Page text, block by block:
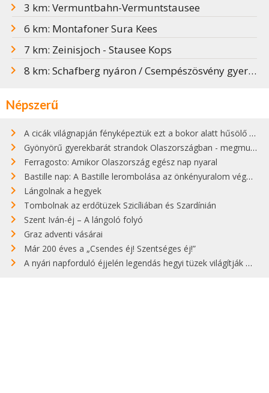
3 km: Vermuntbahn-Vermuntstausee
6 km: Montafoner Sura Kees
7 km: Zeinisjoch - Stausee Kops
8 km: Schafberg nyáron / Csempészösvény gyerekeknek
Népszerű
A cicák világnapján fényképeztük ezt a bokor alatt hűsölő cicát Kisorosziban
Gyönyörű gyerekbarát strandok Olaszországban - megmutatjuk a 15 legjobbat
Ferragosto: Amikor Olaszország egész nap nyaral
Bastille nap: A Bastille lerombolása az önkényuralom végét jelentette
Lángolnak a hegyek
Tombolnak az erdőtüzek Szicíliában és Szardínián
Szent Iván-éj – A lángoló folyó
Graz adventi vásárai
Már 200 éves a „Csendes éj! Szentséges éj!”
A nyári napforduló éjjelén legendás hegyi tüzek világítják meg Zugspitzét